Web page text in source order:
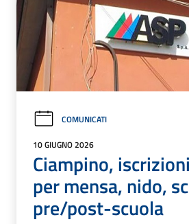
COMUNICATI
10 GIUGNO 2026
Ciampino,
per mensa, nido,
pre/post-scuola